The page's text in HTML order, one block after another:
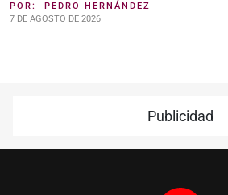
POR: PEDRO HERNÁNDEZ
7 DE AGOSTO DE 2026
Publicidad